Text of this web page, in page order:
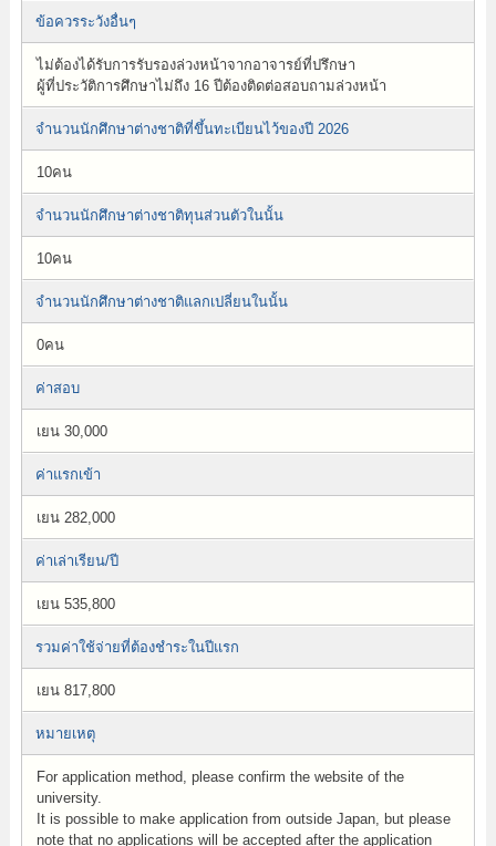
ข้อควรระวังอื่นๆ
ไม่ต้องได้รับการรับรองล่วงหน้าจากอาจารย์ที่ปรึกษา
ผู้ที่ประวัติการศึกษาไม่ถึง 16 ปีต้องติดต่อสอบถามล่วงหน้า
จำนวนนักศึกษาต่างชาติที่ขึ้นทะเบียนไว้ของปี 2026
10คน
จำนวนนักศึกษาต่างชาติทุนส่วนตัวในนั้น
10คน
จำนวนนักศึกษาต่างชาติแลกเปลี่ยนในนั้น
0คน
ค่าสอบ
เยน 30,000
ค่าแรกเข้า
เยน 282,000
ค่าเล่าเรียน/ปี
เยน 535,800
รวมค่าใช้จ่ายที่ต้องชำระในปีแรก
เยน 817,800
หมายเหตุ
For application method, please confirm the website of the
university.
It is possible to make application from outside Japan, but please
note that no applications will be accepted after the application